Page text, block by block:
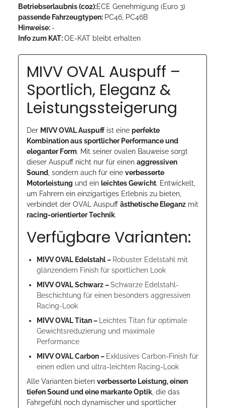
Betriebserlaubnis (co2):ECE Genehmigung (Euro 3)
passende Fahrzeugtypen: PC46, PC46B
Hinweise: -
Info zum KAT:OE-KAT bleibt erhalten
MIVV OVAL Auspuff –
Sportlich, Eleganz &
Leistungssteigerung
Der MIVV OVAL Auspuff ist eine perfekte
Kombination aus sportlicher Performance und
eleganter Form. Mit seiner ovalen Bauweise sorgt
dieser Auspuff nicht nur für einen aggressiven
Sound , sondern auch für eine verbesserte
Motorleistung und ein leichtes Gewicht. Entwickelt,
um Fahrern ein einzigartiges Erlebnis zu bieten,
verbindet der OVAL Auspuffästhetische Eleganz mit
racing-orientierter Technik.
Verfügbare Varianten:
MIVV OVAL Edelstahl – Robuster Edelstahl mit
glänzendem Finish für sportlichen Look
MIVV OVAL Schwarz –Schwarze Edelstahl-
Beschichtung für einen besonders aggressiven
Racing-Look
MIVV OVAL Titan –
Leichtes Titan für optimale
Gewichtsreduzierung und maximale
Performance
MIVV OVAL Carbon – Exklusives Carbon-Finish für
einen edlen und ultra-leichten Racing-Look
Alle Varianten bieten verbesserte Leistung, einen
tiefen Sound und eine markante Optik , die das
Fahrgefühl noch dynamischer und sportlicher